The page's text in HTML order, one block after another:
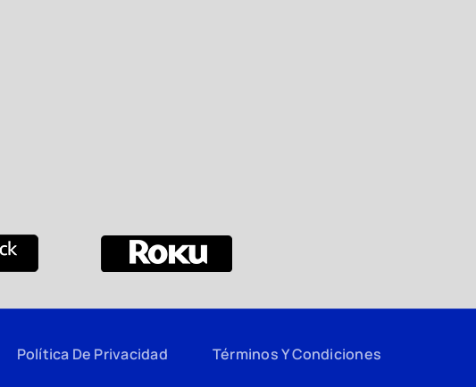
Política De Privacidad Términos Y Condiciones